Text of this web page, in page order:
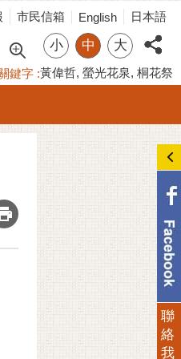
市民信箱 English 日本語
小 中 大
鍵字 黃偉哲 螢光花泉 桐花祭
聯
絡
我